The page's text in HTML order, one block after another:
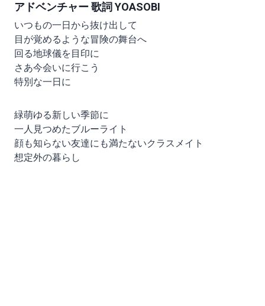
アドベンチャー 歌詞 YOASOBI
いつもの一日から抜け出して
目が覚めるような冒険の舞台へ
回る地球儀を目印に
さあ今会いに行こう
特別な一日に
緑萌ゆる新しい季節に
一人見つめたブルーライト
顔も知らない友達にも満たないクラスメイト
想定外の暮らし